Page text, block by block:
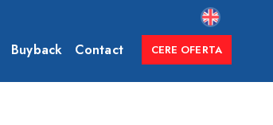
Buyback Contact CERE OFERTA